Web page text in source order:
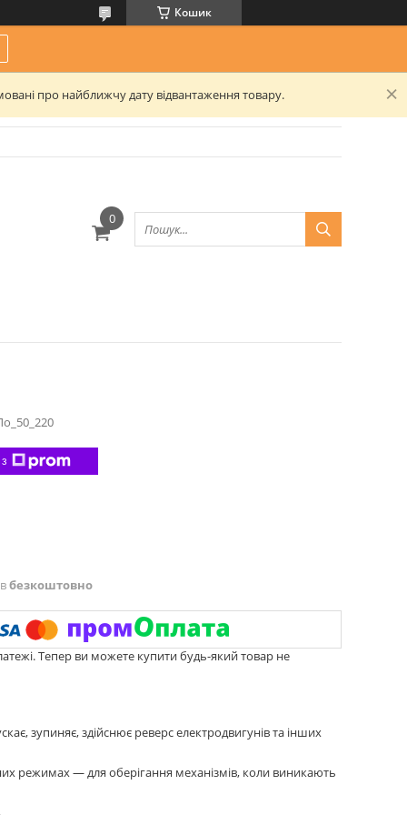
Кошик
про найближчу дату відвантаження товару.
безкоштовно
Тепер ви можете купити будь-який товар не
зупиняє, здійснює реверс електродвигунів та інших
режимах — для оберігання механізмів, коли виникають